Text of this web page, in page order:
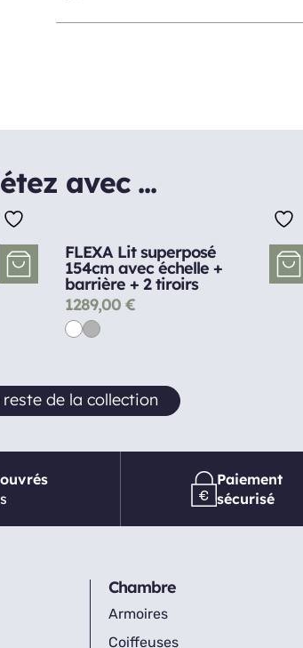
avec ...
FLEXA Lit superposé
154cm avec échelle +
barrière + 2 tiroirs
1289,00 €
de la collection
Paiement
sécurisé
Chambre
Armoires
Coiffeuses